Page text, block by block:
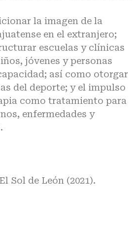
la imagen de la
en el extranjero;
escuelas y clínicas
jóvenes y personas
así como otorgar
del deporte; y el impulso
como tratamiento para
enfermedades y
El Sol de León (2021).